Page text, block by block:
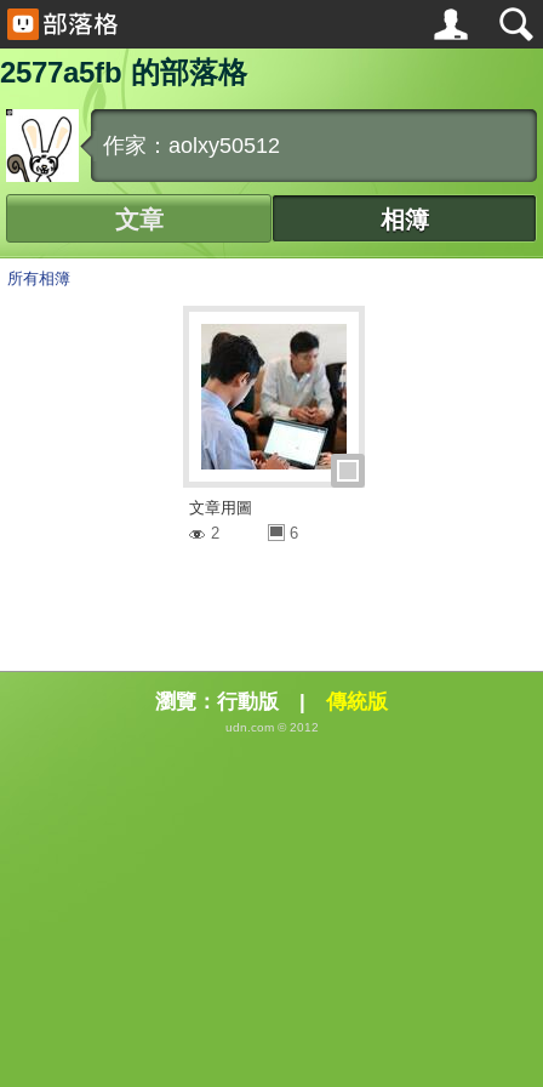
2577a5fb 的部落格
作家：aolxy50512
文章 相簿
所有相簿
文章用圖
2
6
瀏覽： 行動版 | 傳統版
udn.com © 2012